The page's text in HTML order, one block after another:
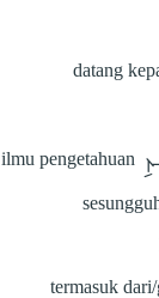
datang
ilmu pengetahuan
termasuk